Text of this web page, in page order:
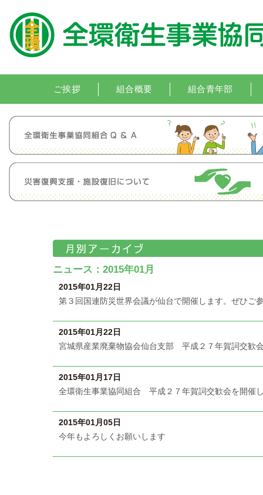
ご挨拶 組合概要 組合青年部
ニュース：2015年01月
2015年01月22日
第３回国連防災世界会議が仙台で開催します。ぜひご
2015年01月22日
宮城県産業廃棄物協会仙台支部 平成２７年賀詞交歓
2015年01月17日
全環衛生事業協同組合 平成２７年賀詞交歓会を開催
2015年01月05日
今年もよろしくお願いします